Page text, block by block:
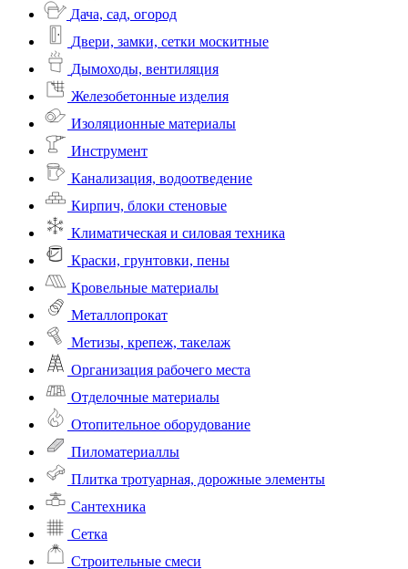
Дача, сад, огород
Двери, замки, сетки москитные
Дымоходы, вентиляция
Железобетонные изделия
Изоляционные материалы
Инструмент
Канализация, водоотведение
Кирпич, блоки стеновые
Климатическая и силовая техника
Краски, грунтовки, пены
Кровельные материалы
Металлопрокат
Метизы, крепеж, такелаж
Организация рабочего места
Отделочные материалы
Отопительное оборудование
Пиломатериаллы
Плитка тротуарная, дорожные элементы
Сантехника
Сетка
Строительные смеси